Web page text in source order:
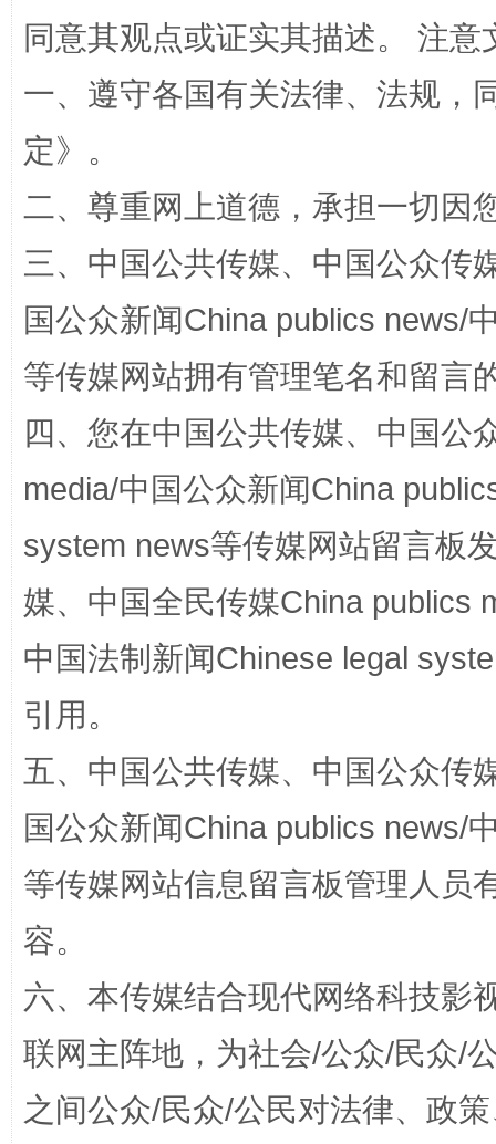
事关残疾人未来5年
规模最大的光氢储一体化项目 走
镜头丨大暑三秋近 山西：
如何以同查同治破解风腐交织难题 养老服
同意其观点或证实其描述。 注
一、遵守各国有关法律、法规，
定》。
二、尊重网上道德，承担一切因
三、中国公共传媒、中国公众传
国公众新闻China publics news/
等传媒网站拥有管理笔名和留言
四、您在中国公共传媒、中国公
media/中国公众新闻China
system news等传媒网站留言板
媒、中国全民传媒China publics
中国法制新闻Chinese legal
引用。
五、中国公共传媒、中国公众传
国公众新闻China publics news/
等传媒网站信息留言板管理人员
容。
六、本传媒结合现代网络科技影
联网主阵地，为社会/公众/民众/
之间公众/民众/公民对法律、政